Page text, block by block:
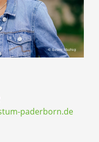
© Besim Mazhiqi
paderborn.de